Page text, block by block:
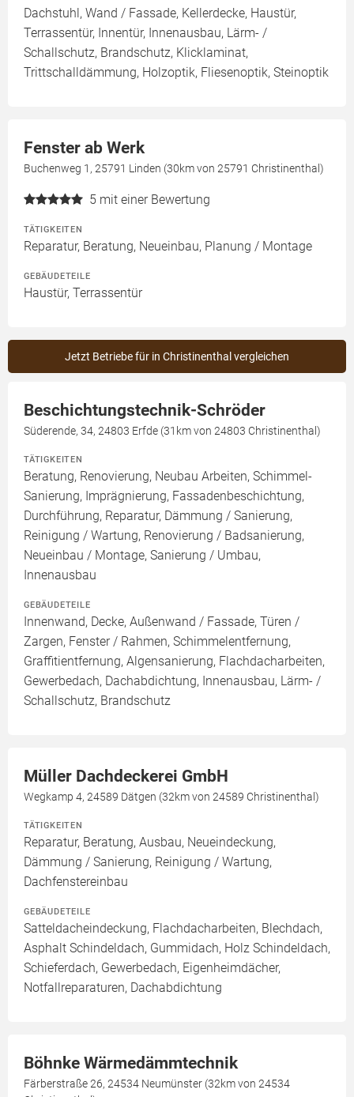
Dachstuhl, Wand / Fassade, Kellerdecke, Haustür,
Terrassentür, Innentür, Innenausbau, Lärm- /
Schallschutz, Brandschutz, Klicklaminat,
Trittschalldämmung, Holzoptik, Fliesenoptik, Steinoptik
Fenster ab Werk
Buchenweg 1, 25791 Linden (30km von 25791 Christinenthal)
5 mit einer Bewertung
TÄTIGKEITEN
Reparatur, Beratung, Neueinbau, Planung / Montage
GEBÄUDETEILE
Haustür, Terrassentür
Jetzt Betriebe für in Christinenthal vergleichen
Beschichtungstechnik-Schröder
Süderende, 34, 24803 Erfde (31km von 24803 Christinenthal)
TÄTIGKEITEN
Beratung, Renovierung, Neubau Arbeiten, Schimmel-
Sanierung, Imprägnierung, Fassadenbeschichtung,
Durchführung, Reparatur, Dämmung / Sanierung,
Reinigung / Wartung, Renovierung / Badsanierung,
Neueinbau / Montage, Sanierung / Umbau,
Innenausbau
GEBÄUDETEILE
Innenwand, Decke, Außenwand / Fassade, Türen /
Zargen, Fenster / Rahmen, Schimmelentfernung,
Graffitientfernung, Algensanierung, Flachdacharbeiten,
Gewerbedach, Dachabdichtung, Innenausbau, Lärm- /
Schallschutz, Brandschutz
Müller Dachdeckerei GmbH
Wegkamp 4, 24589 Dätgen (32km von 24589 Christinenthal)
TÄTIGKEITEN
Reparatur, Beratung, Ausbau, Neueindeckung,
Dämmung / Sanierung, Reinigung / Wartung,
Dachfenstereinbau
GEBÄUDETEILE
Satteldacheindeckung, Flachdacharbeiten, Blechdach,
Asphalt Schindeldach, Gummidach, Holz Schindeldach,
Schieferdach, Gewerbedach, Eigenheimdächer,
Notfallreparaturen, Dachabdichtung
Böhnke Wärmedämmtechnik
Färberstraße 26, 24534 Neumünster (32km von 24534